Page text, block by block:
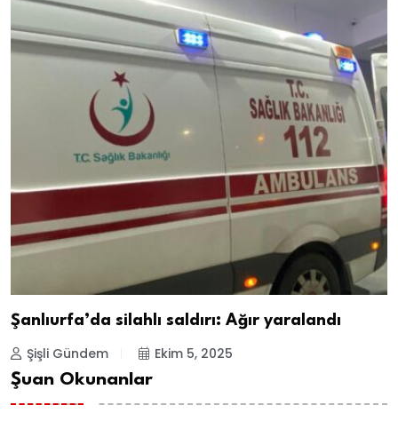
Şanlıurfa’da silahlı saldırı: Ağır yaralandı
Şişli Gündem
Ekim 5, 2025
Şuan Okunanlar